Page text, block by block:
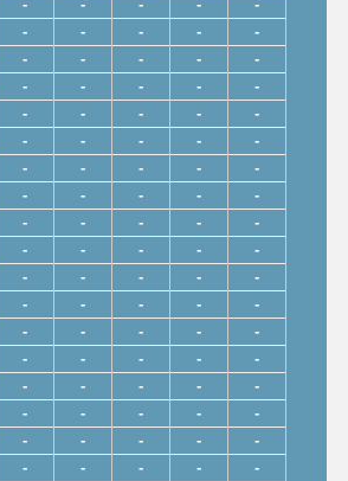
- - - - -
- - - - -
- - - - -
- - - - -
- - - - -
- - - - -
- - - - -
- - - - -
- - - - -
- - - - -
- - - - -
- - - - -
- - - - -
- - - - -
- - - - -
- - - - -
- - - - -
- - - - -